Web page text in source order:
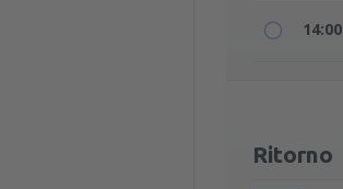
14:00
Ritorno